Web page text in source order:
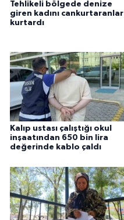
Tehlikeli bölgede denize
giren kadını cankurtaranlar
kurtardı
Kalıp ustası çalıştığı okul
inşaatından 650 bin lira
değerinde kablo çaldı